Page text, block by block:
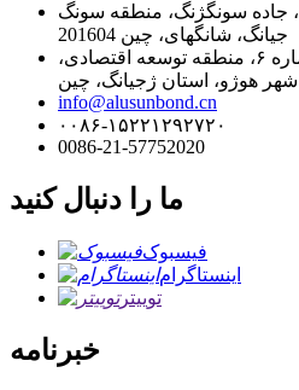
اضافه کردن: شماره 2188، جاده سونگژنگ، منطقه سونگ
جیانگ، شانگهای، چین 201604
آدرس: جاده توسعه شماره ۶، منطقه توسعه اقتصادی،
info@alusunbond.cn
۰۰۸۶-۱۵۲۲۱۲۹۲۷۲۰
0086-21-57752020
ما را دنبال کنید
فیسبوک
اینستاگرام
توییتر
خبرنامه